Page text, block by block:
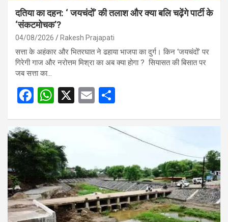
दतिया का दहन: ‘ जयचंदों’ की तलाश और क्या बलि चढ़ेंगे पार्टी के
‘संकटमोचक’?
04/08/2026 Rakesh Prajapati
सत्ता के अहंकार और भितरघात ने ढहाया भाजपा का दुर्ग। किन ‘जयचंदों’ पर
गिरेगी गाज और नरोत्तम मिश्रा का अब क्या होगा ? सियासत की बिसात पर
जब सत्ता का…
F
b
o
o
k
W
s
A
p
p
X
E
ail ar